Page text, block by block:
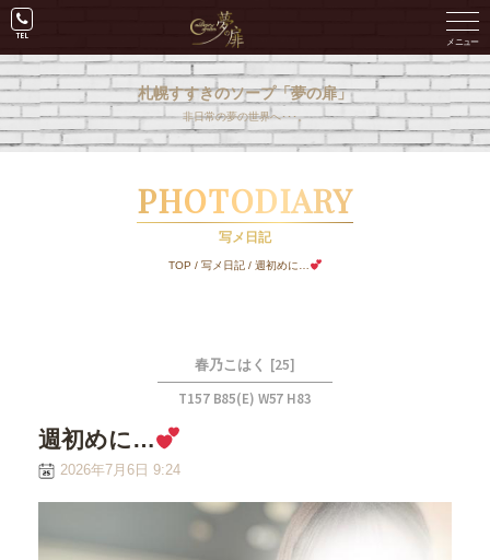
札幌すすきのソープ「夢の扉」
非日常の夢の世界へ･･･。
PHOTODIARY
写メ日記
TOP / 写メ日記/ 週初めに…
春乃こはく [25]
T157 B85(E) W57 H83
週初めに…
2026年7月6日 9:24